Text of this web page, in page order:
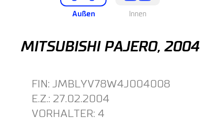
Außen Innen
MITSUBISHI PAJERO, 2004
FIN: JMBLYV78W4J004008
E.Z.: 27.02.2004
VORHALTER: 4